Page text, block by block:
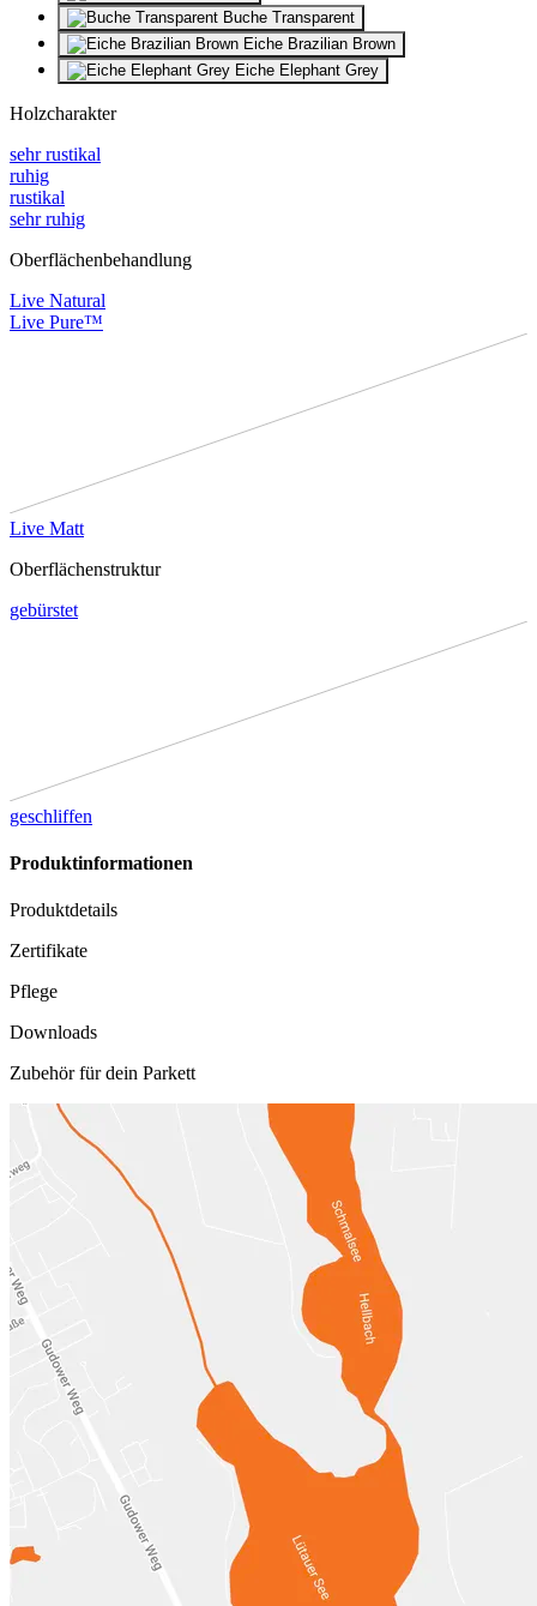
Buche Transparent
Eiche Brazilian Brown
Eiche Elephant Grey
Holzcharakter
sehr rustikal
ruhig
rustikal
sehr ruhig
Oberflächenbehandlung
Live Natural
Live Pure™
Live Matt
Oberflächenstruktur
gebürstet
geschliffen
Produktinformationen
Produktdetails
Zertifikate
Pflege
Downloads
Zubehör für dein Parkett